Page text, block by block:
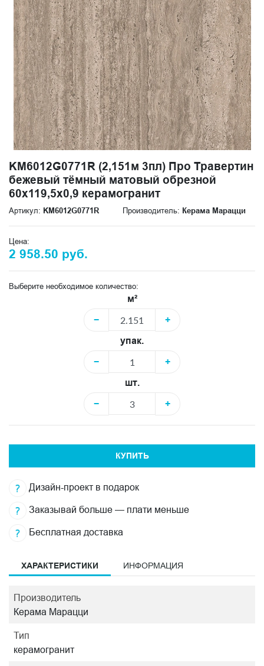
KM6012G0771R (2,151м 3пл) Про Травертин
бежевый тёмный матовый обрезной
60x119,5x0,9 керамогранит
Артикул: KM6012G0771R Производитель: Керама Марацци
Цена:
2 958.50 руб.
Выберите необходимое количество:
м²
−
+
упак.
−
+
шт.
−
+
КУПИТЬ
Дизайн-проект в подарок
Заказывай больше — плати меньше
Бесплатная доставка
ХАРАКТЕРИСТИКИ ИНФОРМАЦИЯ
Производитель
Керама Марацци
Тип
керамогранит